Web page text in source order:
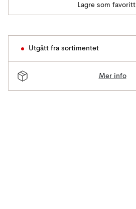
Lagre som favoritt
Utgått fra sortimentet
Mer info